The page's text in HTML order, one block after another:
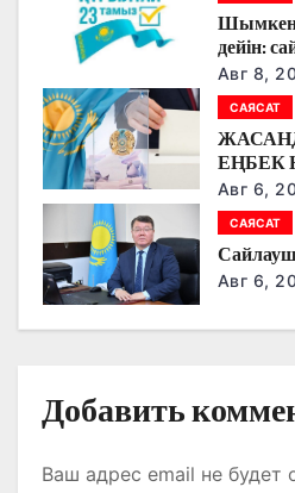
з
а
п
и
с
я
м
дейін:
кезекті
қандай
Авг 8,
САЯСАТ
ЕҢБЕК
БІЛІМ
Авг 6,
САЯСАТ
Авг 6,
Добавить
Ваш адрес email не будет